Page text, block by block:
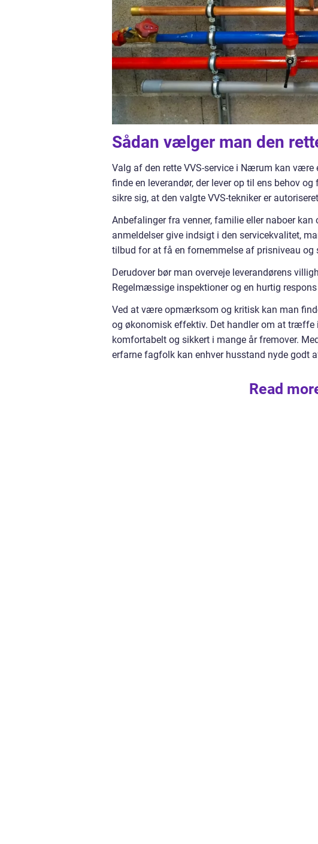
Sådan vælger man den
Valg af den rette VVS-service i Nærum kan
finde en leverandør, der lever op til ens behov
sikre sig, at den valgte VVS-tekniker er
Anbefalinger fra venner, familie eller naboer
anmeldelser give indsigt i den servicekvalitet,
tilbud for at få en fornemmelse af prisniveau og
Derudover bør man overveje leverandørens
Regelmæssige inspektioner og en hurtig
Ved at være opmærksom og kritisk kan man
og økonomisk effektiv. Det handler om at træffe
komfortabelt og sikkert i mange år fremover.
erfarne fagfolk kan enhver husstand nyde godt
Read